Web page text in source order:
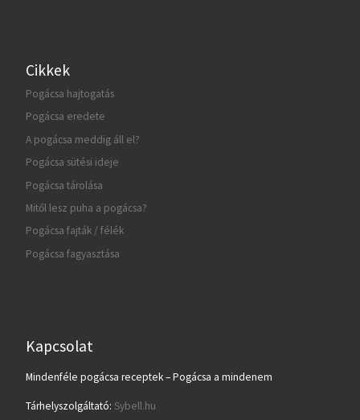
Cikkek
Pogácsa hajtogatás
Pogácsa eredete
A pogácsa meddig áll el?
Pogácsa sütési ideje
Pogácsa tárolása
Mitől lesz puha a pogácsa?
Pogácsa fajták / félék
Pogácsa fagyasztása
Kapcsolat
Mindenféle pogácsa receptek – Pogácsa a mindenem
Tárhelyszolgáltató: Sybell.hu